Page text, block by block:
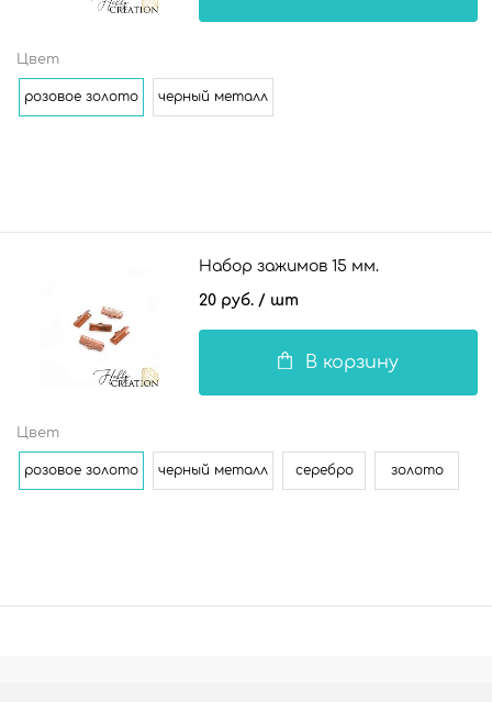
Цвет
розовое золото черный металл
Набор зажимов 15 мм.
20 руб. / шт
В корзину
Цвет
розовое золото черный металл серебро золото